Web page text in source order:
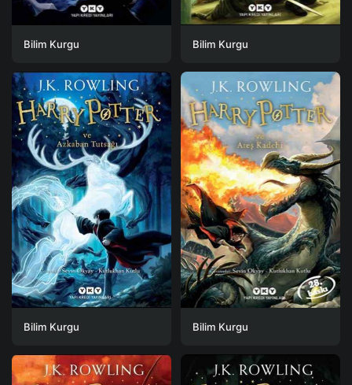
Bilim Kurgu Bilim Kurgu
Bilim Kurgu Bilim Kurgu